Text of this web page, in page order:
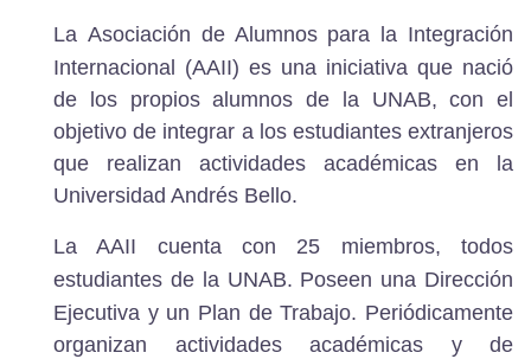
La Asociación de Alumnos para la Integración
Internacional (AAII) es una iniciativa que nació
de los propios alumnos de la UNAB, con el
objetivo de integrar a los estudiantes extranjeros
que realizan actividades académicas en la
Universidad Andrés Bello.
La AAII cuenta con 25 miembros, todos
estudiantes de la UNAB. Poseen una Dirección
Ejecutiva y un Plan de Trabajo. Periódicamente
organizan actividades académicas y de